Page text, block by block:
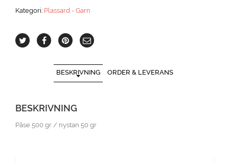
Kategori: Plassard - Garn
BESKRIVNING ORDER & LEVERANS
BESKRIVNING
Påse 500 gr / nystan 50 gr